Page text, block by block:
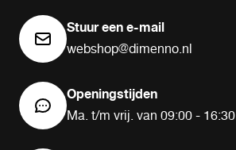
Stuur een e-mail
webshop@dimenno.nl
Openingstijden
Ma. t/m vrij. van 09:00 - 16:30